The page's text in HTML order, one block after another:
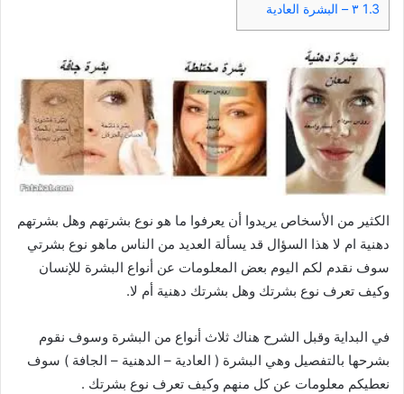
1.3
الكثير من الأسخاص يريدوا أن يعرفوا ما هو نوع بشرتهم وهل بشرتهم
دهنية ام لا هذا السؤال قد يسألة العديد من الناس ماهو نوع بشرتي
سوف نقدم لكم اليوم بعض المعلومات عن أنواع البشرة للإنسان
وكيف تعرف نوع بشرتك وهل بشرتك دهنية أم لا.
في البداية وقبل الشرح هناك ثلاث أنواع من البشرة وسوف نقوم
بشرحها بالتفصيل وهي البشرة ( العادية – الدهنية – الجافة ) سوف
نعطيكم معلومات عن كل منهم وكيف تعرف نوع بشرتك .